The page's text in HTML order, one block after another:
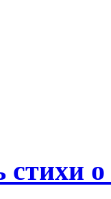
стихи